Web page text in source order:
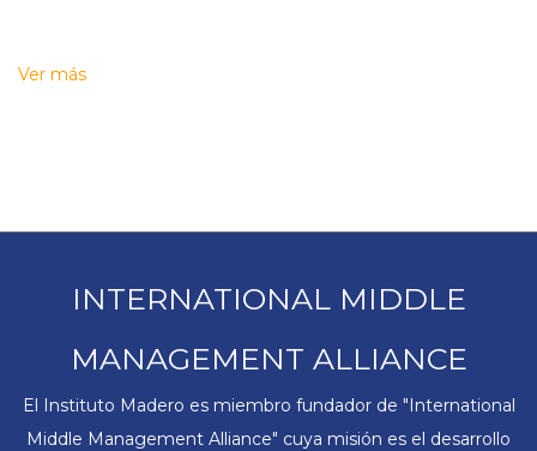
Ver más
INTERNATIONAL MIDDLE
MANAGEMENT ALLIANCE
El Instituto Madero es miembro fundador de "International
Middle Management Alliance" cuya misión es el desarrollo